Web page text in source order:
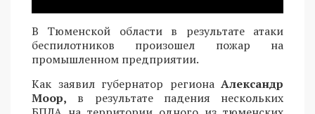
В Тюменской области в результате атаки
беспилотников произошел пожар на
промышленном предприятии.
Как заявил губернатор региона Александр
Моор, в результате падения нескольких